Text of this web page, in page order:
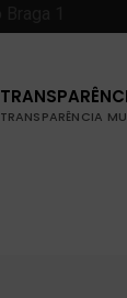
TRANSPARÊNCIA